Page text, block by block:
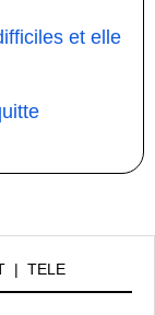
et elle
| TELE